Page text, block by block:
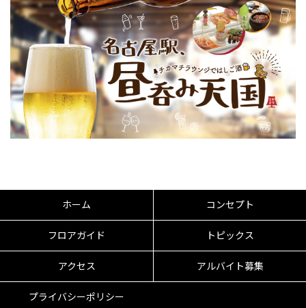
ホーム コンセプト
フロアガイド トピックス
アクセス アルバイト募集
プライバシーポリシー